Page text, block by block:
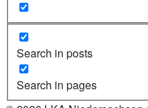
Search in posts
Search in pages